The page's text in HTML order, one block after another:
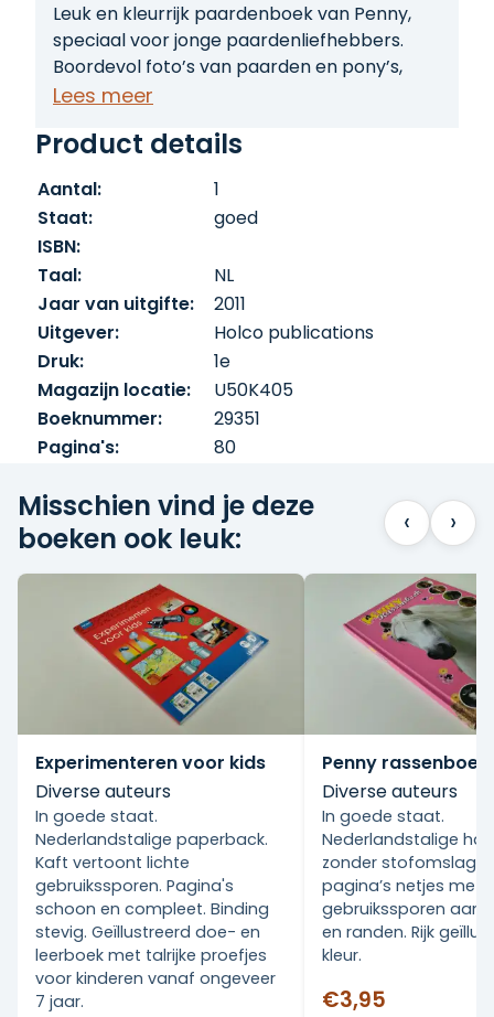
Leuk en kleurrijk paardenboek van Penny,
speciaal voor jonge paardenliefhebbers.
Boordevol foto’s van paarden en pony’s,
weetjes en informatie over verzorging,
aantrekkelijk uitgevoerd jeugdboek voor
Lees meer
Product details
Aantal:
1
Staat:
goed
ISBN:
Taal:
NL
Jaar van uitgifte:
2011
Uitgever:
Holco publications
Druk:
1e
Magazijn locatie:
U50K405
Boeknummer:
29351
Pagina's:
80
Misschien vind je deze
boeken ook leuk:
‹ ›
Experimenteren voor kids
Diverse auteurs
In goede staat.
Nederlandstalige paperback.
Kaft vertoont lichte
gebruikssporen. Pagina's
schoon en compleet. Binding
stevig. Geïllustreerd doe- en
leerboek met talrijke proefjes
voor kinderen vanaf ongeveer
7 jaar.
Penny rassenboek
Diverse auteurs
In goede staat.
Nederlandstalige
zonder stofomslag.
pagina’s netjes met
gebruikssporen aan
en randen. Rijk
kleur.
€3,95